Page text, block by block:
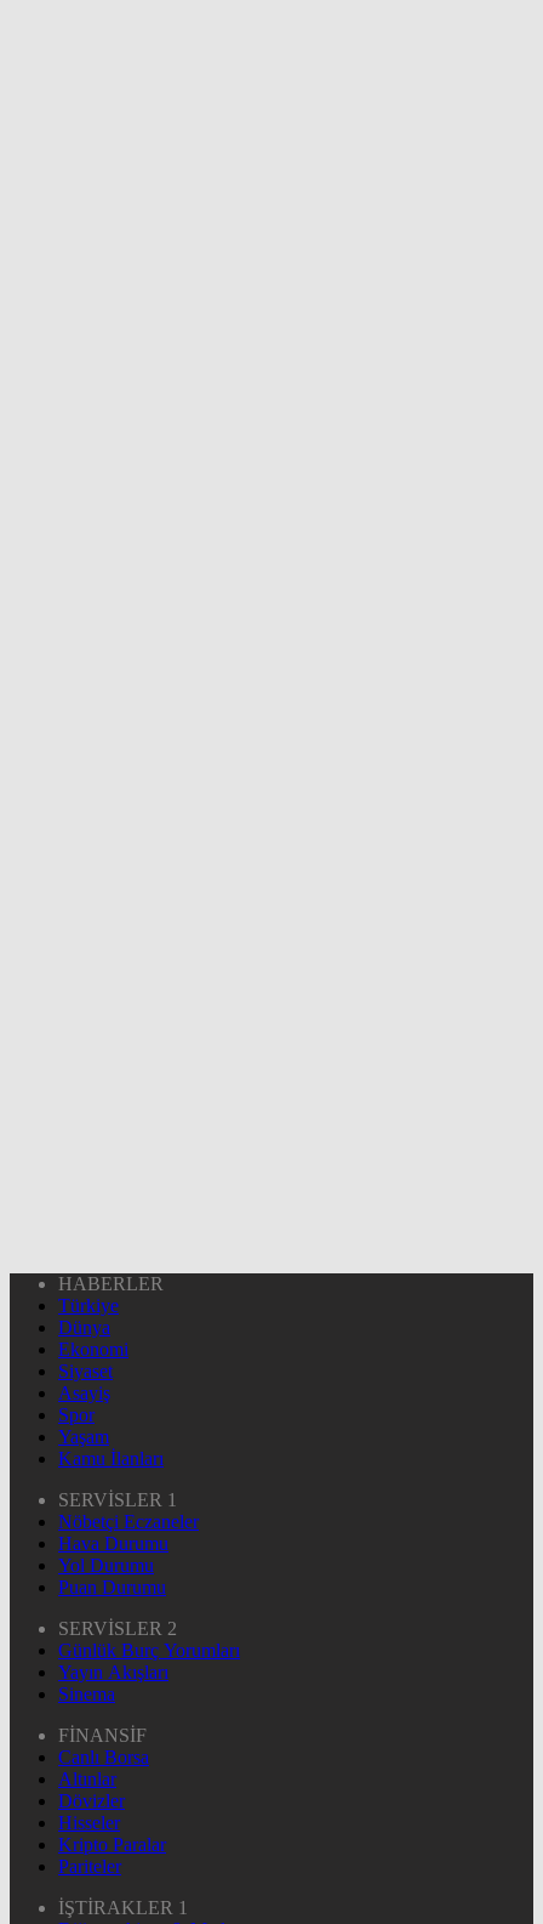
HABERLER
Türkiye
Dünya
Ekonomi
Siyaset
Asayiş
Spor
Yaşam
Kamu İlanları
SERVİSLER 1
Nöbetçi Eczaneler
Hava Durumu
Yol Durumu
Puan Durumu
SERVİSLER 2
Günlük Burç Yorumları
Yayın Akışları
Sinema
FİNANSİF
Canlı Borsa
Altınlar
Dövizler
Hisseler
Kripto Paralar
Pariteler
İŞTİRAKLER 1